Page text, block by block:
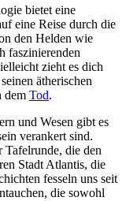
bietet eine
eine Reise durch die
den Helden wie
faszinierenden
zieht es dich
ätherischen
dem Tod.
und Wesen gibt es
verankert sind.
die den
Stadt Atlantis, die
fesseln uns seit
die sowohl